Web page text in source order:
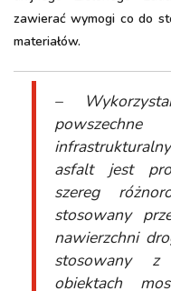
zawierać wymogi co do
materiałów.
–
asfalt jest
szereg
stosowany
nawierzchni
stosowany z
obiektach